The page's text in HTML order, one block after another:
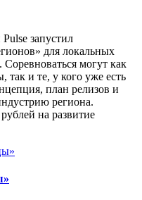
запустил
для локальных
могут как
и те, у кого уже есть
план релизов и
региона.
на развитие